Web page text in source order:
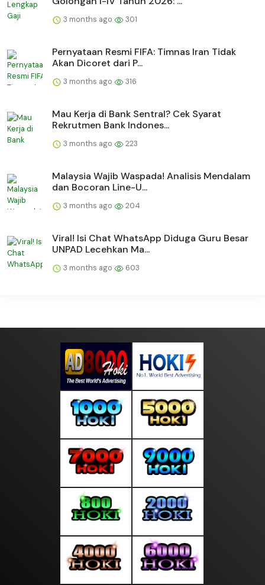
3 months ago 301
Pernyataan Resmi FIFA: Timnas Iran Tidak
Akan Dicoret dari P...
3 months ago 316
Mau Kerja di Bank Sentral? Cek Syarat
Rekrutmen Bank Indones...
3 months ago 223
Malaysia Wajib Waspada! Analisis Mendalam
dan Bocoran Line-U...
3 months ago 204
Viral! Isi Chat WhatsApp Diduga Guru Besar
UNPAD Lecehkan Ma...
3 months ago 603